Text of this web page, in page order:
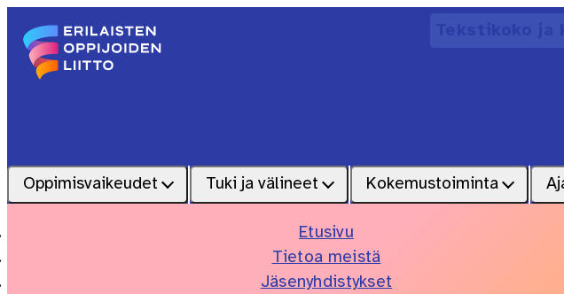
Oppimisvaikeudet Tuki ja välineet Kokemustoiminta
Etusivu
Tietoa meistä
Jäsenyhdistykset